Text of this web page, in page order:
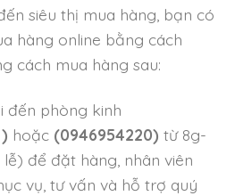
siêu thị mua hàng, bạn có
hàng online bằng cách
cách mua hàng sau:
đến phòng kinh
hoặc (0946954220) từ 8g-
để đặt hàng, nhân viên
vụ, tư vấn và hỗ trợ quý